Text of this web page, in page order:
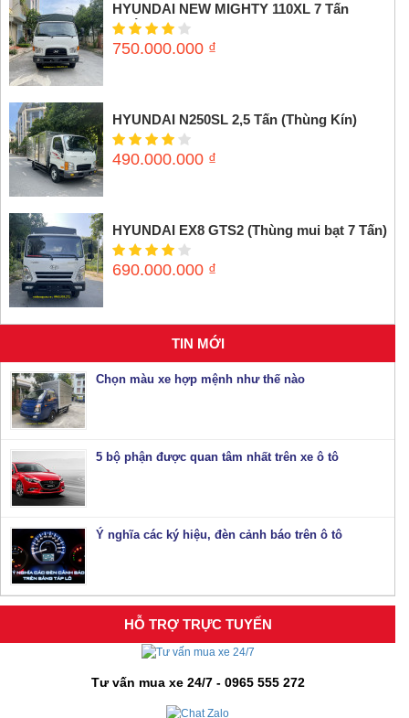
HYUNDAI NEW MIGHTY 110XL 7 Tấn
(Thùng mui bạt)
750.000.000 ₫
HYUNDAI N250SL 2,5 Tấn (Thùng Kín)
490.000.000 ₫
HYUNDAI EX8 GTS2 (Thùng mui bạt 7 Tấn)
690.000.000 ₫
TIN MỚI
Chọn màu xe hợp mệnh như thế nào
5 bộ phận được quan tâm nhất trên xe ô tô
Ý nghĩa các ký hiệu, đèn cảnh báo trên ô tô
HỖ TRỢ TRỰC TUYẾN
Tư vấn mua xe 24/7 - 0965 555 272